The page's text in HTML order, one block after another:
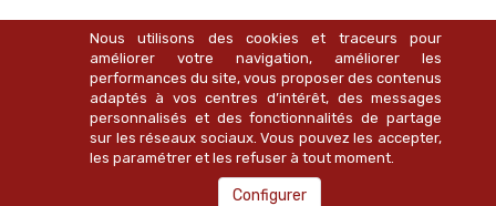
0033 685 084 576
contact@hafidabennour.com
Nous utilisons des cookies et traceurs pour
améliorer votre navigation, améliorer les
performances du site, vous proposer des contenus
adaptés à vos centres d’intérêt, des messages
personnalisés et des fonctionnalités de partage
sur les réseaux sociaux. Vous pouvez les accepter,
les paramétrer et les refuser à tout moment.
Configurer